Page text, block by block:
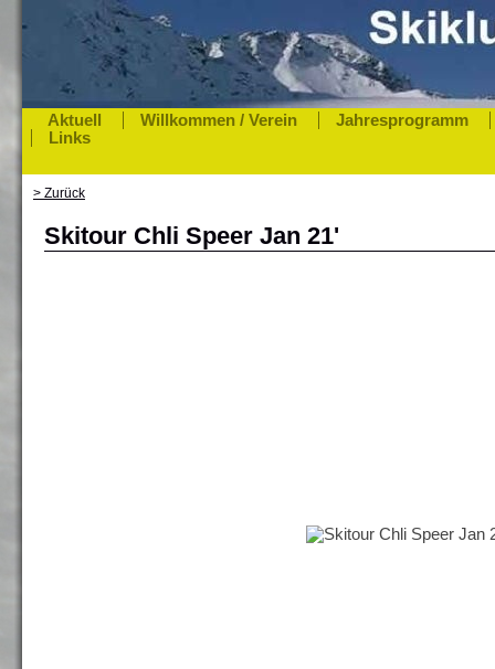
Aktuell Willkommen / Verein
Jahresprogramm
Links
> Zurück
Skitour Chli Speer Jan 21'